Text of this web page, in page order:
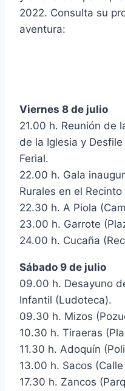
2022. Consulta su
aventura:
Viernes 8 de julio
21.00 h. Reunión de
de la Iglesia y
Ferial.
22.00 h. Gala
Rurales en el Recinto
22.30 h. A Piola
23.00 h. Garrote
24.00 h. Cucaña
Sábado 9 de julio
09.00 h. Desayuno
Infantil (Ludoteca).
09.30 h. Mizos
10.30 h. Tiraeras
11.30 h. Adoquín
13.00 h. Sacos
17.30 h. Zancos